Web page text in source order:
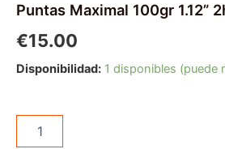
Puntas Maximal 100gr 1.12”
€15.00
Disponibilidad: 1 disponibles (puede
Maximal